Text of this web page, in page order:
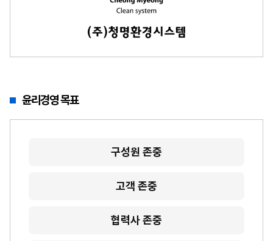
윤리경영 목표
구성원 존중
고객 존중
협력사 존중